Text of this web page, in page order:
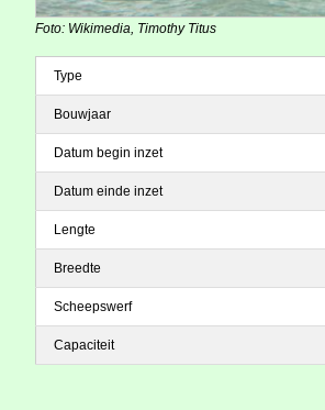
Foto: Wikimedia, Timothy Titus
Type
Bouwjaar
Datum begin inzet
Datum einde inzet
Lengte
Breedte
Scheepswerf
Capaciteit